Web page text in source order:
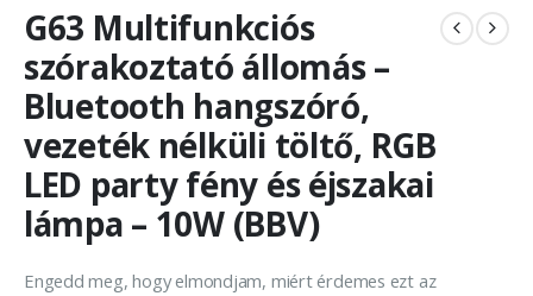
G63 Multifunkciós
szórakoztató állomás –
Bluetooth hangszóró,
vezeték nélküli töltő, RGB
LED party fény és éjszakai
lámpa – 10W (BBV)
Engedd meg, hogy elmondjam, miért érdemes ezt az